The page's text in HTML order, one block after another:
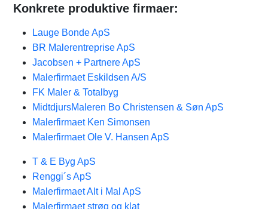
Konkrete produktive firmaer:
Lauge Bonde ApS
BR Malerentreprise ApS
Jacobsen + Partnere ApS
Malerfirmaet Eskildsen A/S
FK Maler & Totalbyg
MidtdjursMaleren Bo Christensen & Søn ApS
Malerfirmaet Ken Simonsen
Malerfirmaet Ole V. Hansen ApS
T & E Byg ApS
Renggi´s ApS
Malerfirmaet Alt i Mal ApS
Malerfirmaet strøg og klat